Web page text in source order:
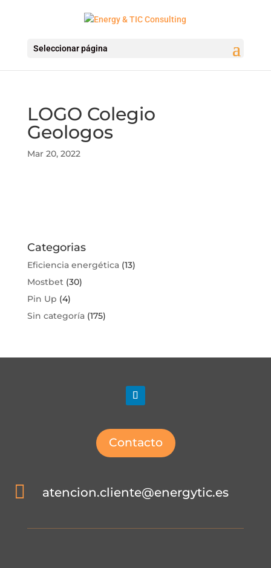
Seleccionar página
LOGO Colegio
Geologos
Mar 20, 2022
Categorias
Eficiencia energética(13)
Mostbet(30)
Pin Up (4)
Sin categoría(175)
Contacto
 atencion.cliente@energytic.es